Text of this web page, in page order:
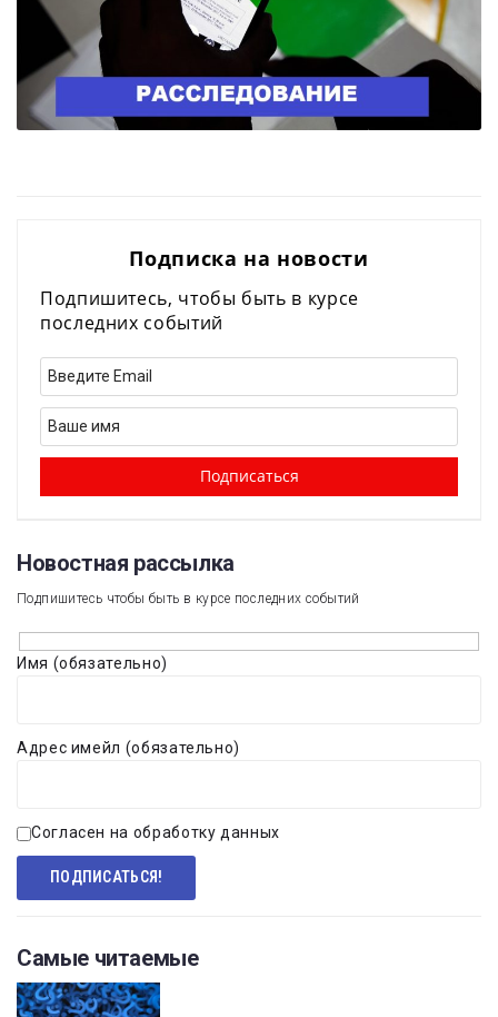
Подписка на новости
Подпишитесь, чтобы быть в курсе
последних событий
Новостная рассылка​
Подпишитесь чтобы быть в курсе последних событий
Имя (обязательно)
Адрес имейл (обязательно)
Согласен на обработку данных
Самые читаемые